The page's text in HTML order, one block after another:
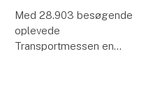
Med 28.903 besøgende
oplevede
Transportmessen en